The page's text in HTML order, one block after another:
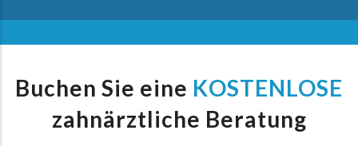
Buchen Sie eine KOSTENLOSE
zahnärztliche Beratung